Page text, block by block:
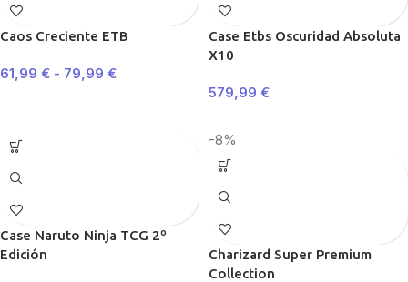
Caos Creciente ETB
61,99 € - 79,99 €
Case Etbs Oscuridad Absoluta
X10
579,99 €
Case Naruto Ninja TCG 2º
Edición
-8%
Charizard Super Premium
Collection